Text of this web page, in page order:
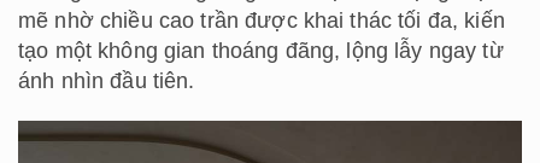
mẽ nhờ chiều cao trần được khai thác tối đa, kiến
tạo một không gian thoáng đãng, lộng lẫy ngay từ
ánh nhìn đầu tiên.